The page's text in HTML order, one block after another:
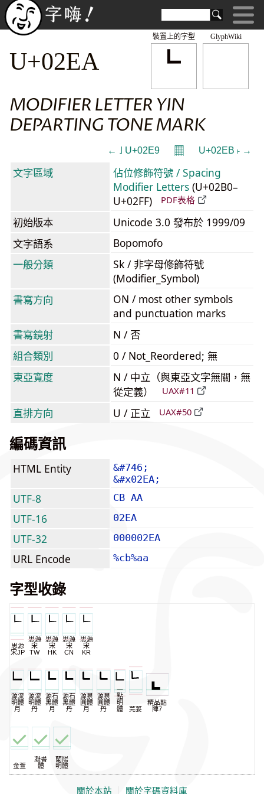
GlyphWiki
˪
裝置上的字型
U+02EA
MODIFIER LETTER YIN
DEPARTING TONE MARK
← ˩ U+02E9 𝄜 U+02EB ˫ →
文字區域
佔位修飾符號 / Spacing
Modifier Letters (U+02B0–
U+02FF)
PDF表格
初始版本
Unicode 3.0 發布於 1999/09
文字語系
Bopomofo
一般分類
Sk / 非字母修飾符號
(Modifier_Symbol)
書寫方向
ON / most other symbols
and punctuation marks
書寫鏡射
N / 否
組合類別
0 / Not_Reordered; 無
東亞寬度
N / 中立（與東亞文字無關，無
從定義）
UAX#11
直排方向 U / 正立 UAX#50
編碼資訊
HTML Entity
&#746;
&#x02EA;
UTF-8 CB AA
UTF-16 02EA
UTF-32 000002EA
URL Encode %cb%aa
字型收錄
思源
宋JP
思源
宋
TW
思源
宋
HK
思源
宋
CN
思源
宋
KR
源流
明體
月
源流
明體
丹
源石
黑體
月
源石
黑體
丹
源泉
圓體
月
源泉
圓體
丹
一
點
明
體
芫荽
精品點
陣7
金萱
凝書
體
蘭陽
明體
關於本站 關於字碼資料庫